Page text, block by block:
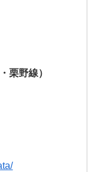
栗野線）